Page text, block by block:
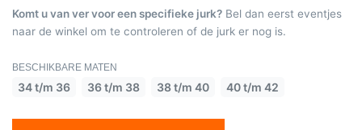
Komt u van ver voor een specifieke jurk? Bel dan eerst eventjes
naar de winkel om te controleren of de jurk er nog is.
BESCHIKBARE MATEN
34 t/m 36 36 t/m 38 38 t/m 40 40 t/m 42